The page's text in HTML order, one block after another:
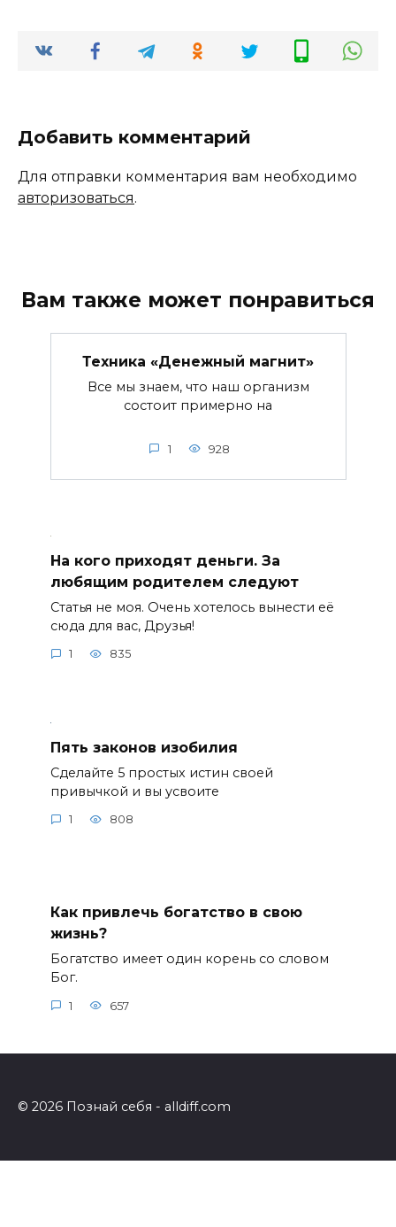
Добавить комментарий
Для отправки комментария вам необходимо
авторизоваться.
Вам также может понравиться
Техника «Денежный магнит»
Все мы знаем, что наш организм
состоит примерно на
1 928
На кого приходят деньги. За
любящим родителем следуют
Статья не моя. Очень хотелось вынести её
сюда для вас, Друзья!
1 835
Пять законов изобилия
Сделайте 5 простых истин своей
привычкой и вы усвоите
1 808
Как привлечь богатство в свою
жизнь?
Богатство имеет один корень со словом
Бог.
1 657
© 2026 Познай себя - alldiff.com